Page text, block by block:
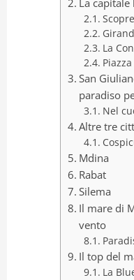
La
La
San
paradiso
Nel
Altre tre
Mdina
Rabat
Silema
Il mare di
vento
Il top del
La